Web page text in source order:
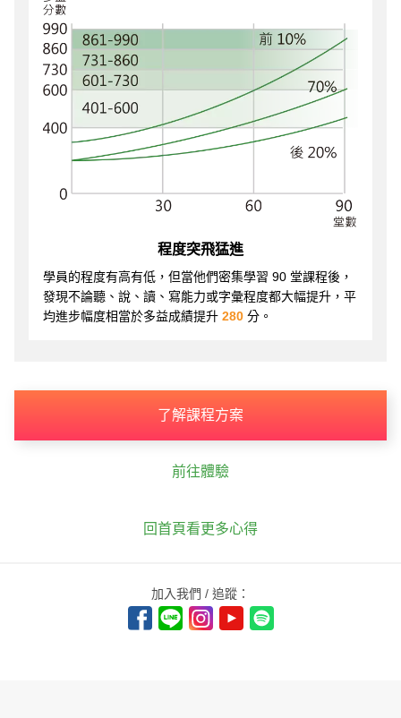
程度突飛猛進
學員的程度有高有低，但當他們密集學習 90 堂課程後，
發現不論聽、說、讀、寫能力或字彙程度都大幅提升，平
均進步幅度相當於多益成績提升 280 分。
了解課程方案
前往體驗
回首頁看更多心得
加入我們 / 追蹤：